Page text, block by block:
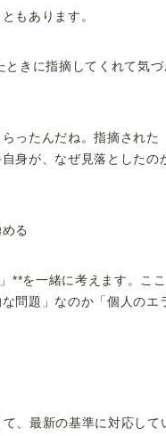
もあります。
ときに指摘してくれて気づ
ったんだね。指摘された
身が、なぜ見落としたの
る
**を一緒に考えます。ここ
問題」なのか「個人のエ
て、最新の基準に対応して